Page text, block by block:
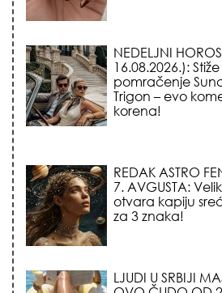
NEDELJNI
16.08.2026.):
pomračenje
Trigon – evo
korena!
REDAK ASTRO
7. AVGUSTA:
otvara kapiju
za 3 znaka!
LJUDI U SRBIJI